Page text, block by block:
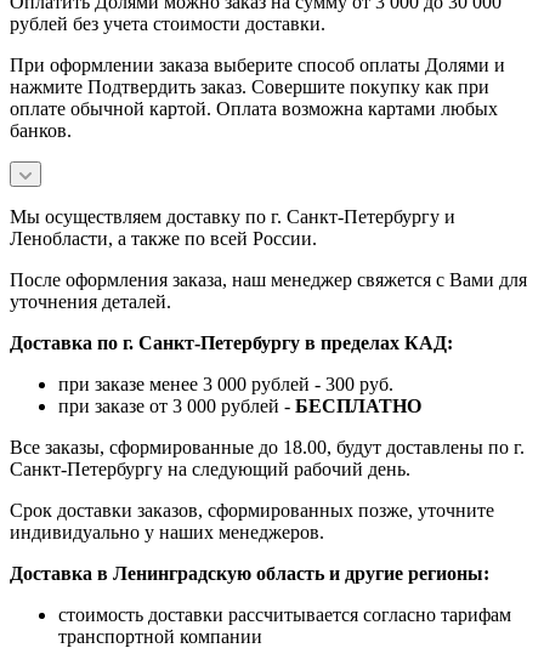
рублей без учета стоимости доставки.
При оформлении заказа выберите способ оплаты Долями и
нажмите Подтвердить заказ. Совершите покупку как при
оплате обычной картой. Оплата возможна картами любых
банков.
Мы осуществляем доставку по г. Санкт-Петербургу и
Ленобласти, а также по всей России.
После оформления заказа, наш менеджер свяжется с Вами для
уточнения деталей.
Доставка по г. Санкт-Петербургу в пределах КАД:
при заказе менее 3 000 рублей - 300 руб.
при заказе от 3 000 рублей - БЕСПЛАТНО
Все заказы, сформированные до 18.00, будут доставлены по г.
Санкт-Петербургу на следующий рабочий день.
Срок доставки заказов, сформированных позже, уточните
индивидуально у наших менеджеров.
Доставка в Ленинградскую область и другие регионы:
стоимость доставки рассчитывается согласно тарифам
транспортной компании